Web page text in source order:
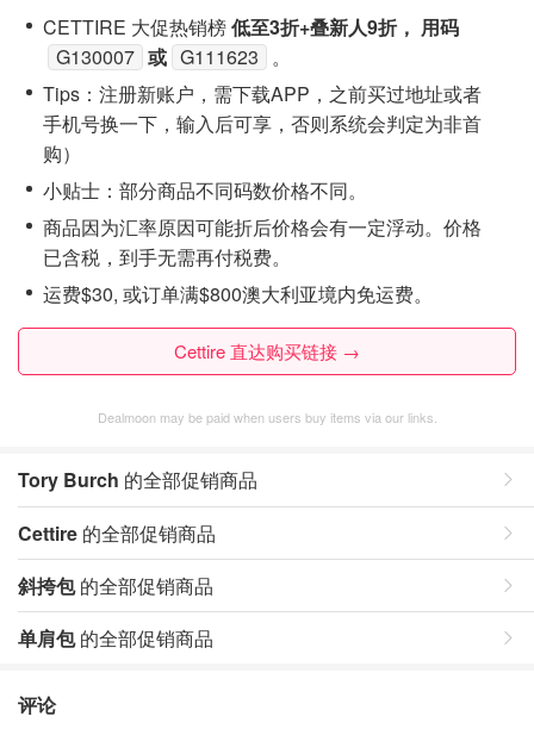
CETTIRE 大促热销榜低至3折+叠新人9折， 用码
G130007 或 G111623 。
Tips：注‮新册‬账户，需下载APP，之前买过地址或者
手机号换一下，输入后可享，否则系统会‮定判‬为非首
购）
小贴士：部分商品不同码数价格不同。
商品因为汇率原因可能折后价格会有一定浮动。价格
已含税，到手无需再付税费。
运费$30, 或订单满$800澳大利亚境内免运费。
Cettire 直达购买链接 →
Dealmoon may be paid when users buy items via our links.
Tory Burch 的全部促销商品
Cettire 的全部促销商品
斜挎包的全部促销商品
单肩包的全部促销商品
评论